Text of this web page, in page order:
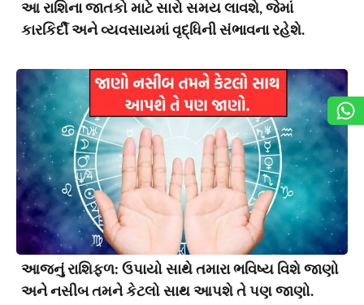
આ રાશિના જાતકો માટે સારો સમય લાવશે, જેમાં
કારકિર્દી અને વ્યવસાયમાં વૃદ્ધિની સંભાવના રહેશે.
આજનું રાશિફળ: ઉપાયો સાથે તમારા ભવિષ્ય વિશે જાણો
અને નસીબ તમને કેટલો સાથ આપશે તે પણ જાણો.